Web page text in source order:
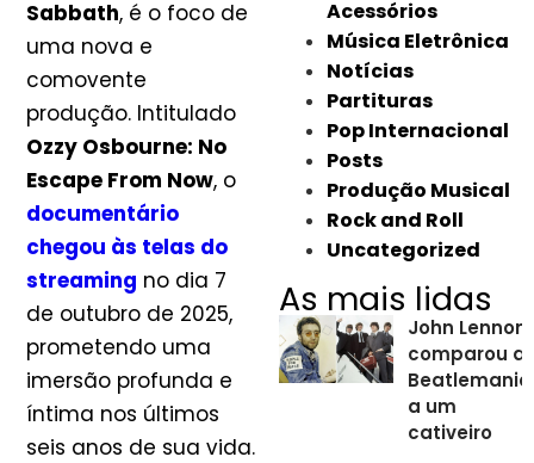
Sabbath, é o foco de
uma nova e
comovente
produção. Intitulado
Ozzy Osbourne: No
Escape From Now, o
documentário
chegou às telas do
streaming no dia 7
de outubro de 2025,
prometendo uma
imersão profunda e
íntima nos últimos
seis anos de sua vida.
Acessórios
Música Eletrônica
Notícias
Partituras
Pop Internacional
Posts
Produção Musical
Rock and Roll
Uncategorized
As mais lidas
John Lennon
comparou a
Beatlemania
a um
cativeiro